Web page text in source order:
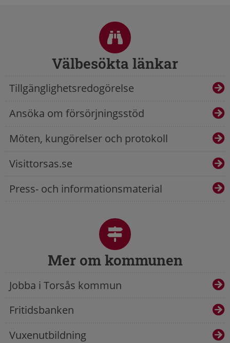
Välbesökta länkar
Tillgänglighetsredogörelse
Ansöka om försörjningsstöd
Möten, kungörelser och protokoll
Visittorsas.se
Press- och informationsmaterial
Mer om kommunen
Jobba i Torsås kommun
Fritidsbanken
Vuxenutbildning